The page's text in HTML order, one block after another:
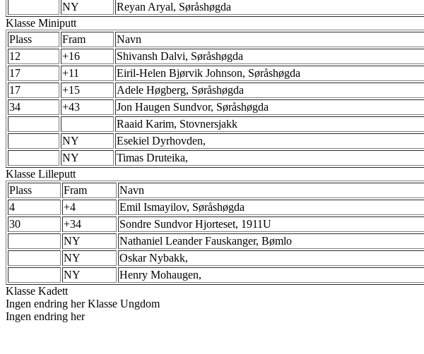
NY
Reyan Aryal, Søråshøgda
Klasse Miniputt
Plass
Fram Navn
12
+16 Shivansh Dalvi, Søråshøgda
17
+11 Eiril-Helen Bjørvik Johnson, Søråshøgda
17
+15 Adele Høgberg, Søråshøgda
34
+43 Jon Haugen Sundvor, Søråshøgda
Raaid Karim, Stovnersjakk
NY
Esekiel Dyrhovden,
NY
Timas Druteika,
Klasse Lilleputt
Plass
Fram Navn
4
+4 Emil Ismayilov, Søråshøgda
30
+34 Sondre Sundvor Hjorteset, 1911U
NY
Nathaniel Leander Fauskanger, Bømlo
NY
Oskar Nybakk,
NY
Henry Mohaugen,
Klasse Kadett
Ingen endring her Klasse Ungdom
Ingen endring her